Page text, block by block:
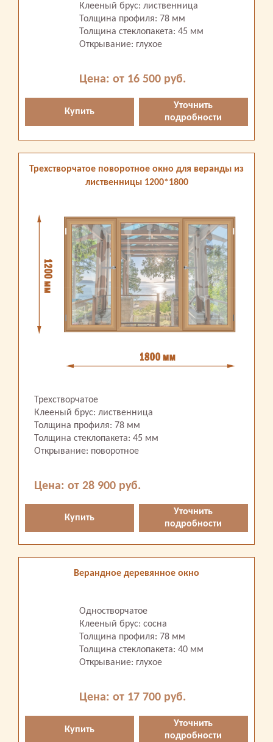
Клееный брус: лиственница
Толщина профиля: 78 мм
Толщина стеклопакета: 45 мм
Открывание: глухое
Цена: от 16 500 руб.
Купить
Уточнить
подробности
Трехстворчатое поворотное окно для веранды из
лиственницы 1200*1800
Трехстворчатое
Клееный брус: лиственница
Толщина профиля: 78 мм
Толщина стеклопакета: 45 мм
Открывание: поворотное
Цена: от 28 900 руб.
Купить
Уточнить
подробности
Верандное деревянное окно
Одностворчатое
Клееный брус: сосна
Толщина профиля: 78 мм
Толщина стеклопакета: 40 мм
Открывание: глухое
Цена: от 17 700 руб.
Купить
Уточнить
подробности